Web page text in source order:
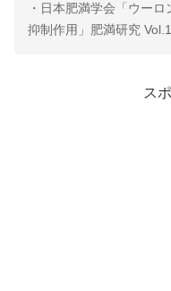
・日本肥満学会「ウー
抑制作用」肥満研究
ス